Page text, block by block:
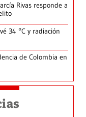
Rivas responde a
34 °C y radiación
de Colombia en